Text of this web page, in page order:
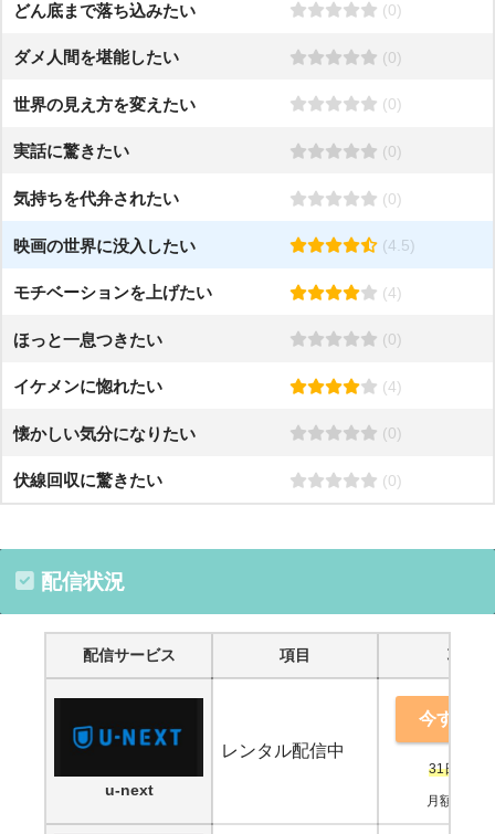
どん底まで落ち込みたい (0)
ダメ人間を堪能したい (0)
世界の見え方を変えたい (0)
実話に驚きたい (0)
気持ちを代弁されたい (0)
映画の世界に没入したい (4.5)
モチベーションを上げたい (4)
ほっと一息つきたい (0)
イケメンに惚れたい (4)
懐かしい気分になりたい (0)
伏線回収に驚きたい (0)
配信状況
配信サービス 項目 項目
u-next
レンタル配信中
今すぐ鑑
31日間無
月額2,189